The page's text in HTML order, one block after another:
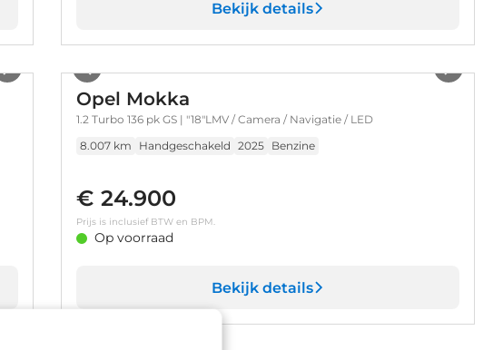
Bekijk details
Opel Mokka
1.2 Turbo 136 pk GS | "18"LMV / Camera / Navigatie / LED
8.007 km
Handgeschakeld 2025 Benzine
€ 24.900
Prijs is inclusief BTW en BPM.
Op voorraad
Bekijk details